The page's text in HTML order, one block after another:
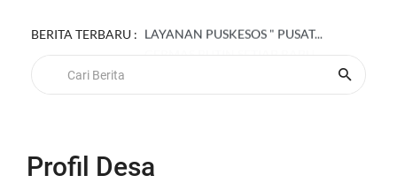
BERITA TERBARU : LAYANAN PUSKESOS " PUSAT...
Profil Desa